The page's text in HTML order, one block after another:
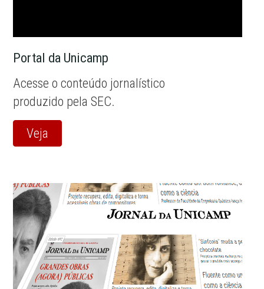
Portal da Unicamp
Acesse o conteúdo jornalístico
produzido pela SEC.
Veja